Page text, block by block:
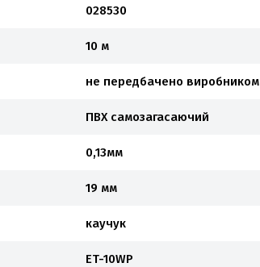
028530
10 м
не передбачено виробником
ПВХ самозагасаючий
0,13мм
19 мм
каучук
ET-10WP